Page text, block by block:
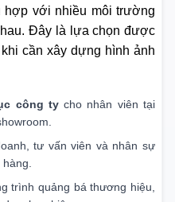
với nhiều môi trường
Đây là lựa chọn được
cần xây dựng hình ảnh
công tycho nhân viên tại
tư vấn viên và nhân sự
trình quảng bá thương hiệu,